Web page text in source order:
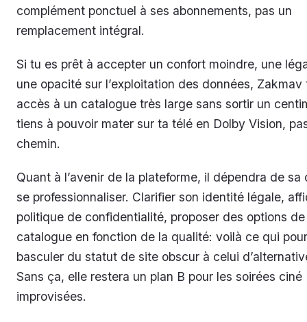
complément ponctuel à ses abonnements, pas un
remplacement intégral.
Si tu es prêt à accepter un confort moindre, une
une opacité sur l’exploitation des données, Zakmav
accès à un catalogue très large sans sortir un
tiens à pouvoir mater sur ta télé en Dolby Vision,
chemin.
Quant à l’avenir de la plateforme, il dépendra de sa
se professionnaliser. Clarifier son identité légale,
politique de confidentialité, proposer des options
catalogue en fonction de la qualité: voilà ce qui
basculer du statut de site obscur à celui
Sans ça, elle restera un plan B pour les soirées ciné
improvisées.